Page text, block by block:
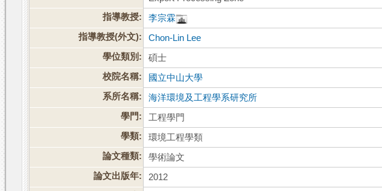
指導教授:
李宗霖
指導教授(外文):
Chon-Lin Lee
學位類別:
碩士
校院名稱:
國立中山大學
系所名稱:
海洋環境及工程學系研究所
學門:
工程學門
學類:
環境工程學類
論文種類:
學術論文
論文出版年:
2012